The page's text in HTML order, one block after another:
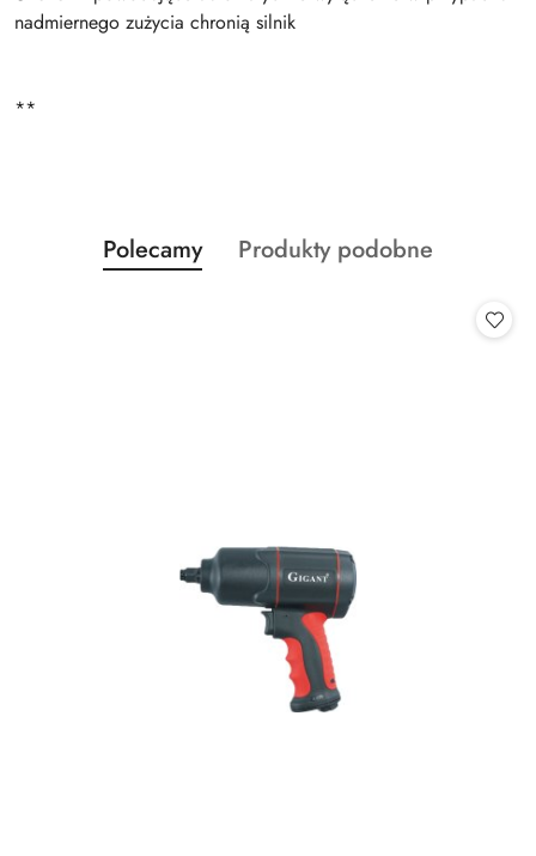
nadmiernego zużycia chronią silnik
**
Pomiń karuzelę produktów
Produkty
o
Polecamy
Produkty
Produkty podobne